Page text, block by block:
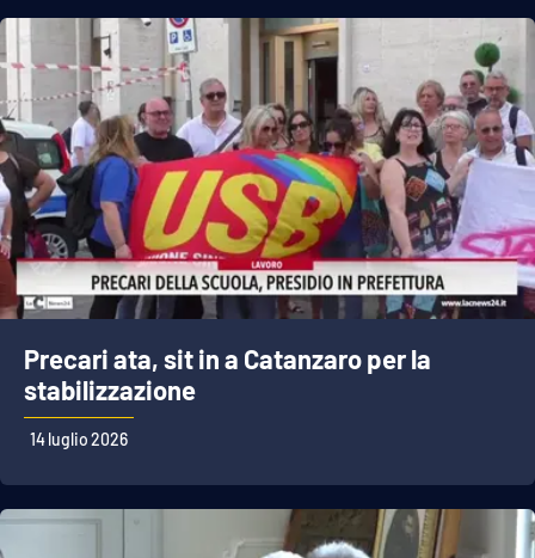
Precari ata, sit in a Catanzaro per la
stabilizzazione
14 luglio 2026